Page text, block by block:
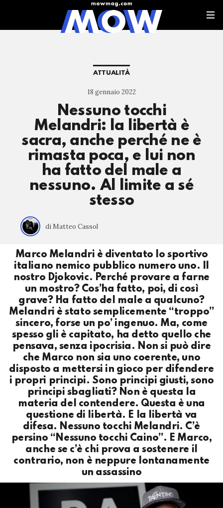
ATTUALITÀ
18 gennaio 2022
Nessuno tocchi
Melandri: la libertà è
sacra, anche perché ne è
rimasta poca, e lui non
ha fatto del male a
nessuno. Al limite a sé
stesso
di Matteo Cassol
Marco Melandri è diventato lo sportivo
italiano nemico pubblico numero uno. Il
nostro Djokovic. Perché provare a farne
un mostro? Cos’ha fatto, poi, di così
grave? Ha fatto del male a qualcuno?
Melandri è stato semplicemente “troppo”
sincero, forse un po’ ingenuo. Ma, come
spesso gli è capitato, ha detto quello che
pensava, senza ipocrisia. Non si può dire
che Marco non sia uno coerente, uno
disposto a mettersi in gioco per difendere
i propri principi. Sono principi giusti, sono
principi sbagliati? Non è questa la
materia del contendere. Questa è una
questione di libertà. E la libertà va
difesa. Nessuno tocchi Melandri. C’è
persino “Nessuno tocchi Caino”. E Marco,
anche se c’è chi prova a sostenere il
contrario, non è neppure lontanamente
un assassino